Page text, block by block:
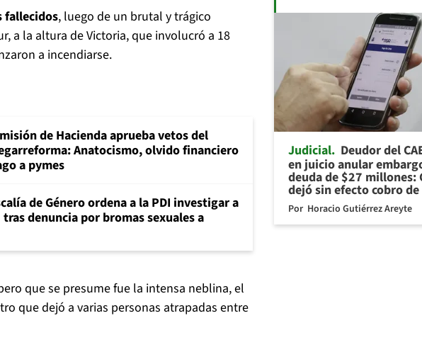
fallecidos, luego de un brutal y trágico
a la altura de Victoria, que involucró a 18
a incendiarse.
de Hacienda aprueba vetos del
Anatocismo, olvido financiero
a pymes
de Género ordena a la PDI investigar a
denuncia por bromas sexuales a
que se presume fue la intensa neblina, el
que dejó a varias personas atrapadas entre
Judicial Deudor del
en juicio anular
deuda de $27 millones:
dejó sin efecto cobro de
Por Horacio Gutiérrez Areyte